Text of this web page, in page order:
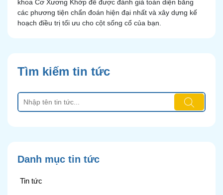
khoa Cơ Xương Khớp để được đánh giá toàn diện bằng
các phương tiện chẩn đoán hiện đại nhất và xây dựng kế
hoạch điều trị tối ưu cho cột sống cổ của bạn.
Tìm kiếm tin tức
Danh mục tin tức
Tin tức